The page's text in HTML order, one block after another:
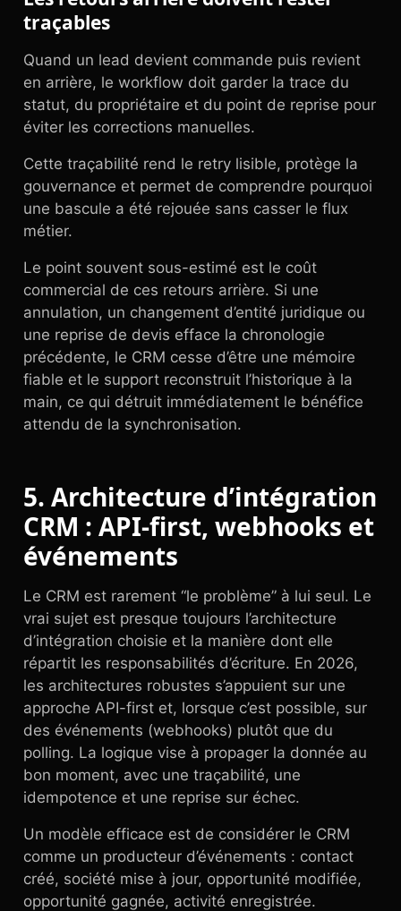
traçables
Quand un lead devient commande puis revient
en arrière, le workflow doit garder la trace du
statut, du propriétaire et du point de reprise pour
éviter les corrections manuelles.
Cette traçabilité rend le retry lisible, protège la
gouvernance et permet de comprendre pourquoi
une bascule a été rejouée sans casser le flux
métier.
Le point souvent sous-estimé est le coût
commercial de ces retours arrière. Si une
annulation, un changement d’entité juridique ou
une reprise de devis efface la chronologie
précédente, le CRM cesse d’être une mémoire
fiable et le support reconstruit l’historique à la
main, ce qui détruit immédiatement le bénéfice
attendu de la synchronisation.
5. Architecture d’intégration
CRM : API-first, webhooks et
événements
Le CRM est rarement “le problème” à lui seul. Le
vrai sujet est presque toujours l’architecture
d’intégration choisie et la manière dont elle
répartit les responsabilités d’écriture. En 2026,
les architectures robustes s’appuient sur une
approche API-first et, lorsque c’est possible, sur
des événements (webhooks) plutôt que du
polling. La logique vise à propager la donnée au
bon moment, avec une traçabilité, une
idempotence et une reprise sur échec.
Un modèle efficace est de considérer le CRM
comme un producteur d’événements : contact
créé, société mise à jour, opportunité modifiée,
opportunité gagnée, activité enregistrée.